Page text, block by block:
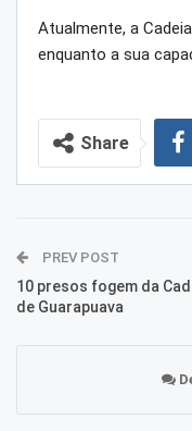
Atualmente, a
enquanto a sua
Share
PREV POST
10 presos fogem da
de Guarapuava